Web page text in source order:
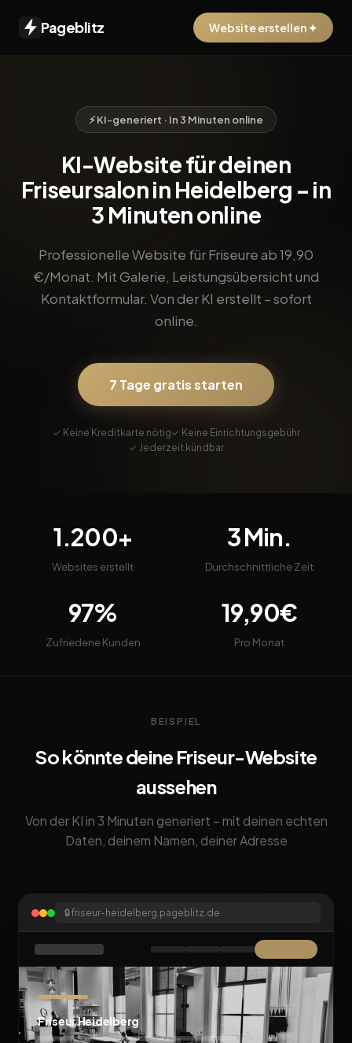
Pageblitz Website erstellen ✦
⚡ KI-generiert · In 3 Minuten online
KI-Website für deinen
Friseursalon in Heidelberg – in
3 Minuten online
Professionelle Website für Friseure ab 19,90
€/Monat. Mit Galerie, Leistungsübersicht und
Kontaktformular. Von der KI erstellt – sofort
online.
7 Tage gratis starten
✓ Keine Kreditkarte nötig✓ Keine Einrichtungsgebühr
✓ Jederzeit kündbar
1.200+
Websites erstellt
3 Min.
Durchschnittliche Zeit
97%
Zufriedene Kunden
19,90€
Pro Monat
BEISPIEL
So könnte deine Friseur-Website
aussehen
Von der KI in 3 Minuten generiert – mit deinen echten
Daten, deinem Namen, deiner Adresse
🔒friseur-heidelberg.pageblitz.de
Friseur Heidelberg